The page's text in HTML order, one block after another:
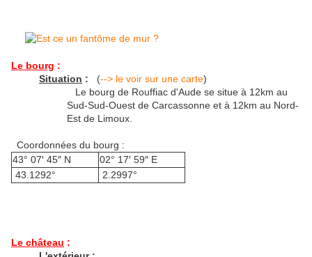
Le bourg :
Situation : (--> le voir sur une carte)
Le bourg de Rouffiac d'Aude se situe à 12km au
Sud-Sud-Ouest de Carcassonne et à 12km au Nord-
Est de Limoux.
Coordonnées du bourg :
43° 07′ 45″ N
02° 17′ 59″ E
43.1292°
2.2997°
Le château :